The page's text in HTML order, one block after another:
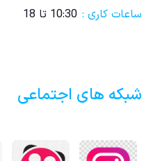
ساعات کاری : 10:30 تا 18
شبکه های اجتماعی